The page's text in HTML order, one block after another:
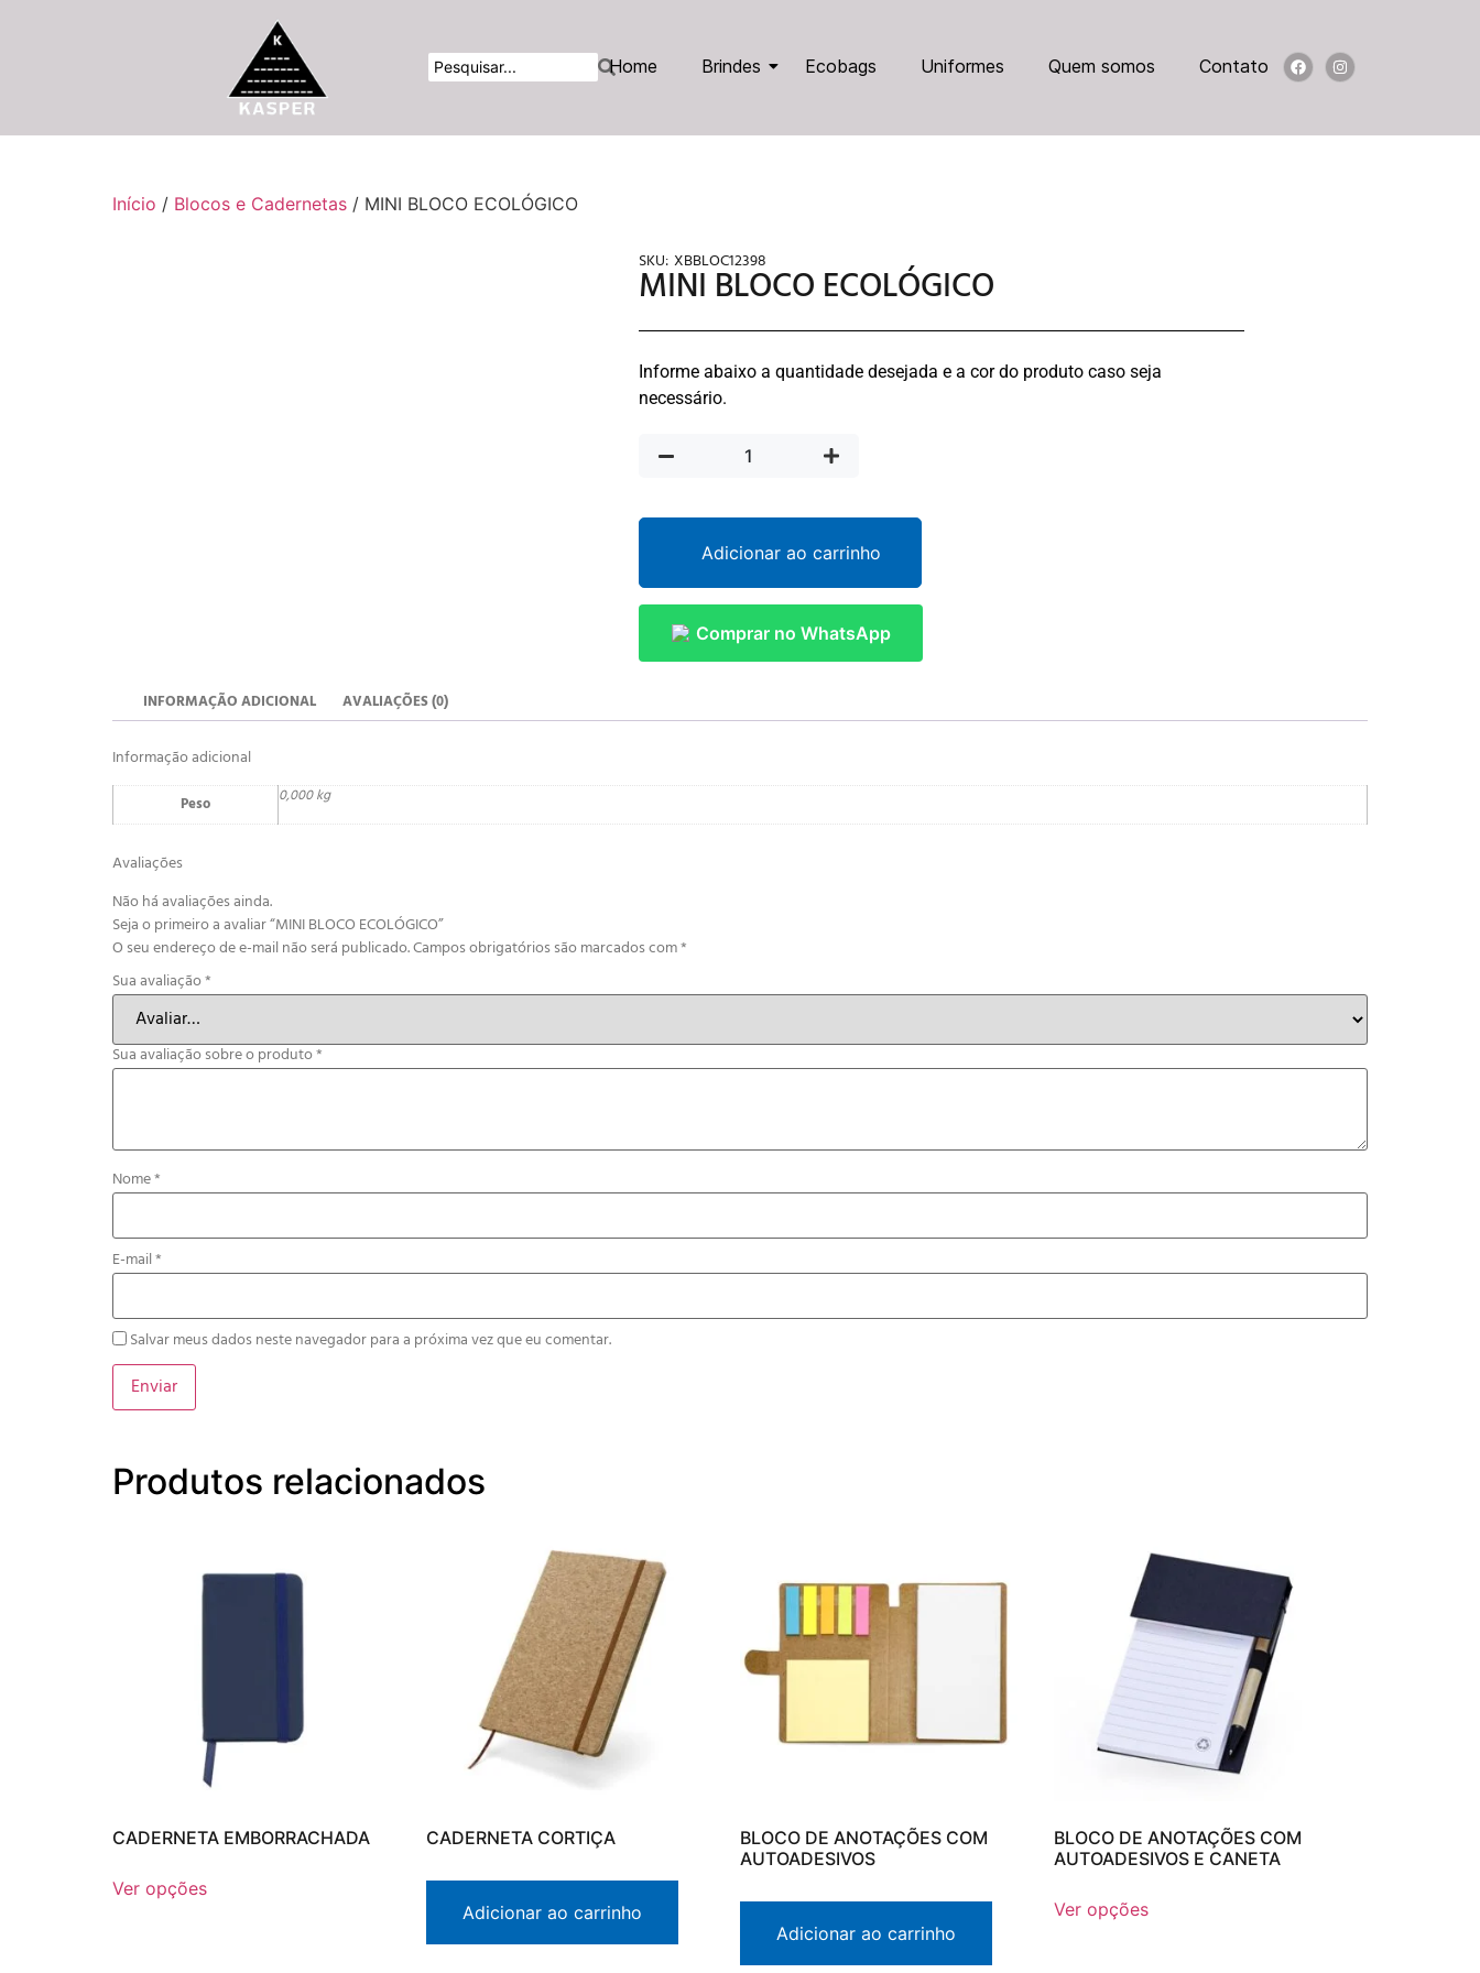
Home Brindes Ecobags Uniformes Quem somos Contato
Início / Blocos e Cadernetas / MINI BLOCO ECOLÓGICO
SKU: XBBLOC12398
MINI BLOCO ECOLÓGICO
Informe abaixo a quantidade desejada e a cor do produto caso seja
necessário.
Adicionar ao carrinho
Comprar no WhatsApp
INFORMAÇÃO ADICIONAL AVALIAÇÕES (0)
Informação adicional
Peso 0,000 kg
Avaliações
Não há avaliações ainda.
Seja o primeiro a avaliar “MINI BLOCO ECOLÓGICO”
O seu endereço de e-mail não será publicado.Campos obrigatórios são marcados com*
Sua avaliação*
Sua avaliação sobre o produto*
Nome*
E-mail*
Salvar meus dados neste navegador para a próxima vez que eu comentar.
Produtos relacionados
CADERNETA EMBORRACHADA
Ver opções
CADERNETA CORTIÇA
Adicionar ao carrinho
BLOCO DE ANOTAÇÕES COM
AUTOADESIVOS
Adicionar ao carrinho
BLOCO DE ANOTAÇÕES COM
AUTOADESIVOS E CANETA
Ver opções